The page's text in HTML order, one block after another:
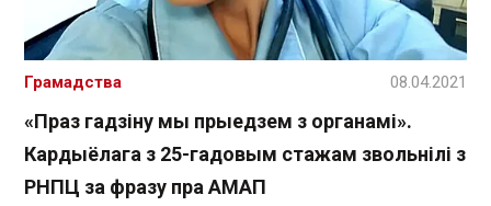
«Праз гадзіну мы прыедзем з органамі».
Кардыёлага з 25-гадовым стажам звольнілі з
РНПЦ за фразу пра АМАП
Грамадства 08.04.2021